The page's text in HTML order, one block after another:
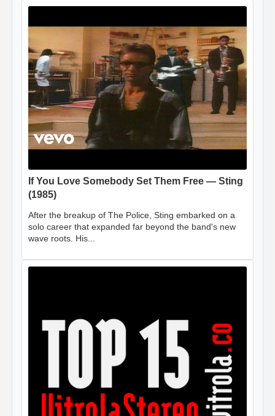
If You Love Somebody Set Them Free — Sting
(1985)
After the breakup of The Police, Sting embarked on a
solo career that expanded far beyond the band's new
wave roots. His...